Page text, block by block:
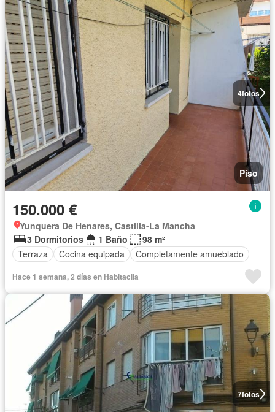
4fotos
Piso
150.000 €
Yunquera De Henares, Castilla-La Mancha
3 Dormitorios
1 Baño
98 m²
Terraza
Cocina equipada Completamente amueblado
Hace 1 semana, 2 días en Habitaclia
7fotos